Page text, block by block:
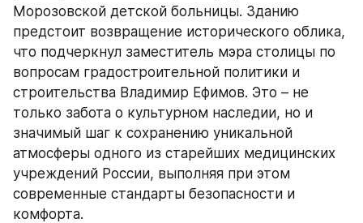
Морозовской детской больницы. Зданию
предстоит возвращение исторического облика,
что подчеркнул заместитель мэра столицы по
вопросам градостроительной политики и
строительства Владимир Ефимов. Это – не
только забота о культурном наследии, но и
значимый шаг к сохранению уникальной
атмосферы одного из старейших медицинских
учреждений России, выполняя при этом
современные стандарты безопасности и
комфорта.